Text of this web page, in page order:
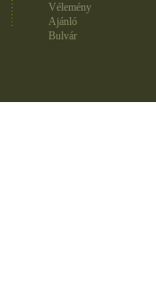
Vélemény
Ajánló
Bulvár